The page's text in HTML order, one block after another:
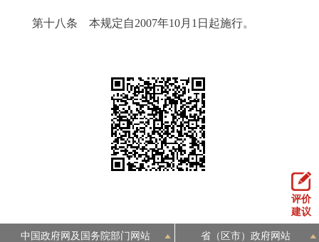
第十八条 本规定自2007年10月1日起施行。
评价
建议
中国政府网及国务院部门网站 省（区市）政府网站